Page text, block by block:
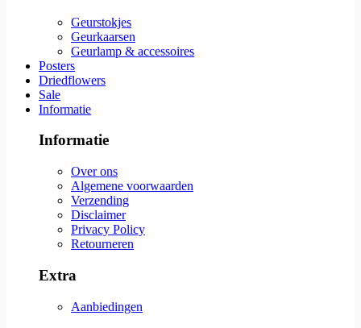
Geurstokjes
Geurkaarsen
Geurlamp & accessoires
Posters
Driedflowers
Sale
Informatie
Informatie
Over ons
Algemene voorwaarden
Verzending
Disclaimer
Privacy Policy
Retourneren
Extra
Aanbiedingen